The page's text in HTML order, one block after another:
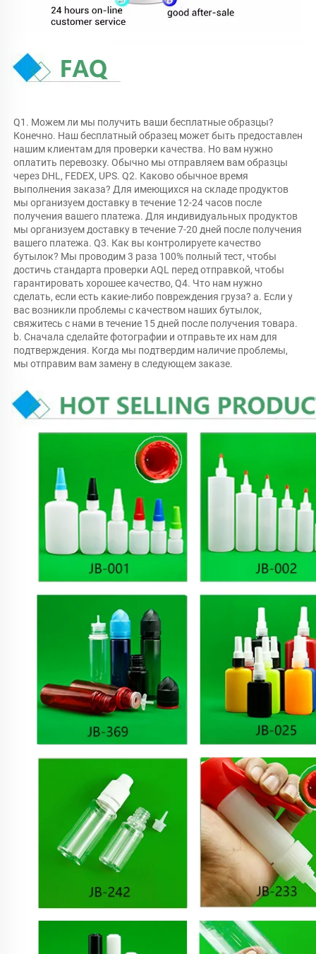
Q1. Можем ли мы получить ваши бесплатные образцы?
Конечно. Наш бесплатный образец может быть предоставлен
нашим клиентам для проверки качества. Но вам нужно
оплатить перевозку. Обычно мы отправляем вам образцы
через DHL, FEDEX, UPS. Q2. Каково обычное время
выполнения заказа? Для имеющихся на складе продуктов
мы организуем доставку в течение 12-24 часов после
получения вашего платежа. Для индивидуальных продуктов
мы организуем доставку в течение 7-20 дней после получения
вашего платежа. Q3. Как вы контролируете качество
бутылок? Мы проводим 3 раза 100% полный тест, чтобы
достичь стандарта проверки AQL перед отправкой, чтобы
гарантировать хорошее качество, Q4. Что нам нужно
сделать, если есть какие-либо повреждения груза? a. Если у
вас возникли проблемы с качеством наших бутылок,
свяжитесь с нами в течение 15 дней после получения товара.
b. Сначала сделайте фотографии и отправьте их нам для
подтверждения. Когда мы подтвердим наличие проблемы,
мы отправим вам замену в следующем заказе.